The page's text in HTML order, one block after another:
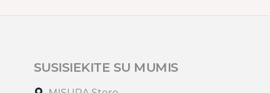
SUSISIEKITE SU MUMIS